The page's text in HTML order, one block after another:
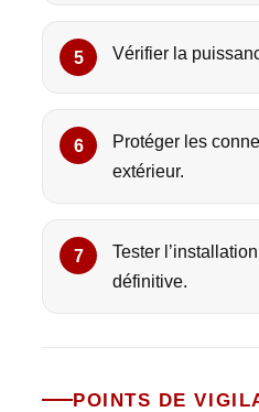
Vérifier la
Protéger les
extérieur.
Tester
définitive.
POINTS DE